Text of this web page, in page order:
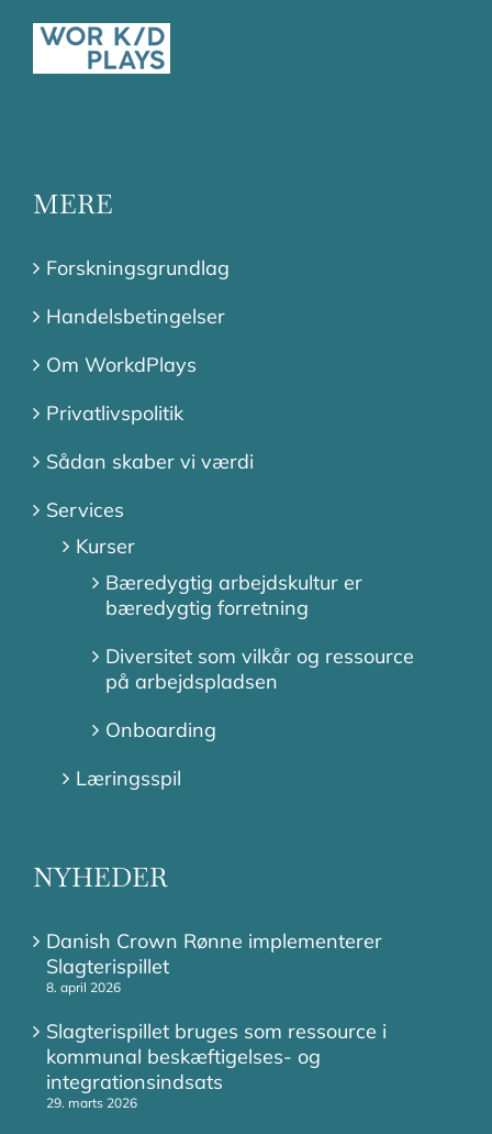
MERE
Forskningsgrundlag
Handelsbetingelser
Om WorkdPlays
Privatlivspolitik
Sådan skaber vi værdi
Services
Kurser
Bæredygtig arbejdskultur er
bæredygtig forretning
Diversitet som vilkår og ressource
på arbejdspladsen
Onboarding
Læringsspil
NYHEDER
Danish Crown Rønne implementerer
Slagterispillet
8. april 2026
Slagterispillet bruges som ressource i
kommunal beskæftigelses- og
integrationsindsats
29. marts 2026